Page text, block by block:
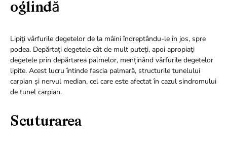
oglindă
Lipiţi vârfurile degetelor de la mâini îndreptându-le în jos, spre
podea. Depărtați degetele cât de mult puteți, apoi apropiaţi
degetele prin depărtarea palmelor, menținând vârfurile degetelor
lipite. Acest lucru întinde fascia palmară, structurile tunelului
carpian și nervul median, cel care este afectat în cazul sindromului
de tunel carpian.
Scuturarea